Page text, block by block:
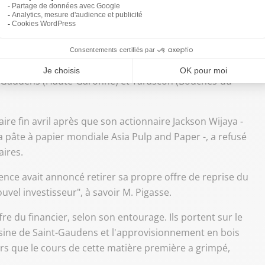
J'attends désormais que l'État s'engage davantage à
qui possède les deux dernières grandes
(Haute-Garonne) et Tarascon (Bouches-du-
fin avril après que son actionnaire Jackson Wijaya -
à papier mondiale Asia Pulp and Paper -, a refusé
avait annoncé retirer sa propre offre de reprise du
investisseur", à savoir M. Pigasse.
du financier, selon son entourage. Ils portent sur le
de Saint-Gaudens et l'approvisionnement en bois
que le cours de cette matière première a grimpé,